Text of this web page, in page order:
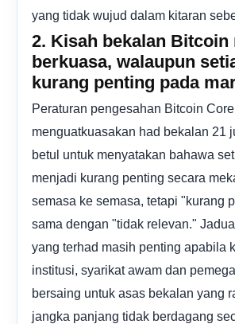
yang tidak wujud dalam kitaran
2. Kisah bekalan Bitcoin
berkuasa, walaupun
kurang penting pada
Peraturan pengesahan Bitcoin
menguatkuasakan had bekalan 21
betul untuk menyatakan bahawa
menjadi kurang penting secara
semasa ke semasa, tetapi "kurang
sama dengan "tidak relevan."
yang terhad masih penting apabila
institusi, syarikat awam dan
bersaing untuk asas bekalan yang
jangka panjang tidak berdagang